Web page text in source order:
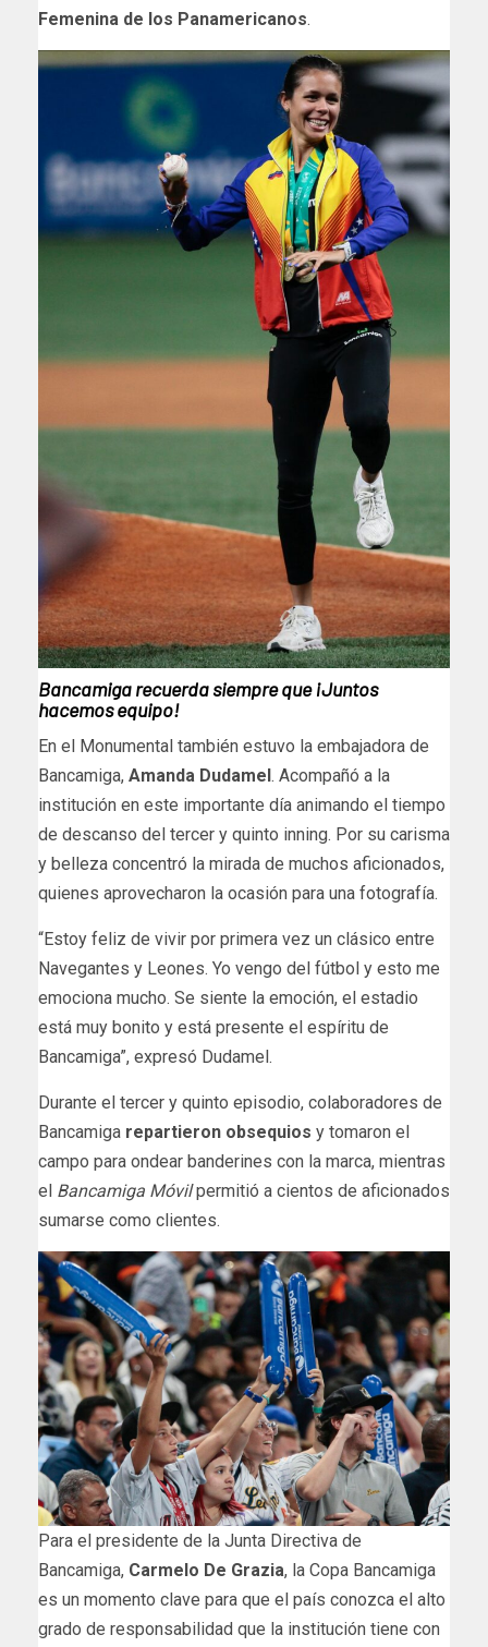
Femenina de los Panamericanos.
Bancamiga recuerda siempre que ¡Juntos
hacemos equipo!
En el Monumental también estuvo la embajadora de
Bancamiga, Amanda Dudamel . Acompañó a la
institución en este importante día animando el tiempo
de descanso del tercer y quinto inning. Por su carisma
y belleza concentró la mirada de muchos aficionados,
quienes aprovecharon la ocasión para una fotografía.
“Estoy feliz de vivir por primera vez un clásico entre
Navegantes y Leones. Yo vengo del fútbol y esto me
emociona mucho. Se siente la emoción, el estadio
está muy bonito y está presente el espíritu de
Bancamiga”, expresó Dudamel.
Durante el tercer y quinto episodio, colaboradores de
Bancamiga repartieron obsequios y tomaron el
campo para ondear banderines con la marca, mientras
el Bancamiga Móvilpermitió a cientos de aficionados
sumarse como clientes.
Para el presidente de la Junta Directiva de
Bancamiga, Carmelo De Grazia, la Copa Bancamiga
es un momento clave para que el país conozca el alto
grado de responsabilidad que la institución tiene con